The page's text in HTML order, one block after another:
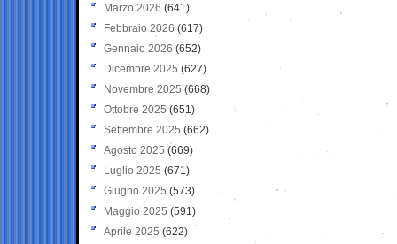
Marzo 2026 (641)
Febbraio 2026 (617)
Gennaio 2026 (652)
Dicembre 2025 (627)
Novembre 2025 (668)
Ottobre 2025 (651)
Settembre 2025 (662)
Agosto 2025 (669)
Luglio 2025 (671)
Giugno 2025 (573)
Maggio 2025 (591)
Aprile 2025 (622)